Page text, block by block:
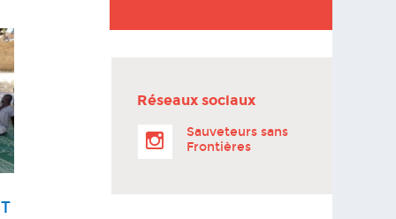
Réseaux sociaux
Sauveteurs sans
Frontières